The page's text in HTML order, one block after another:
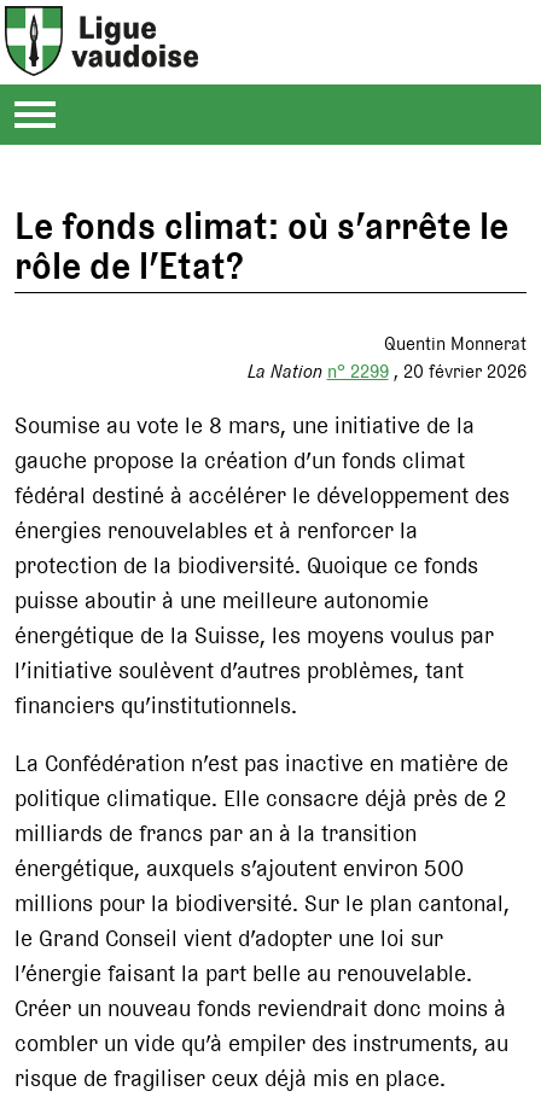
Le fonds climat: où s’arrête le
rôle de l’Etat?
Quentin Monnerat
La Nation n° 2299 20 février 2026
Soumise au vote le 8 mars, une initiative de la
gauche propose la création d’un fonds climat
fédéral destiné à accélérer le développement des
énergies renouvelables et à renforcer la
protection de la biodiversité. Quoique ce fonds
puisse aboutir à une meilleure autonomie
énergétique de la Suisse, les moyens voulus par
l’initiative soulèvent d’autres problèmes, tant
financiers qu’institutionnels.
La Confédération n’est pas inactive en matière de
politique climatique. Elle consacre déjà près de 2
milliards de francs par an à la transition
énergétique, auxquels s’ajoutent environ 500
millions pour la biodiversité. Sur le plan cantonal,
le Grand Conseil vient d’adopter une loi sur
l’énergie faisant la part belle au renouvelable.
Créer un nouveau fonds reviendrait donc moins à
combler un vide qu’à empiler des instruments, au
risque de fragiliser ceux déjà mis en place.